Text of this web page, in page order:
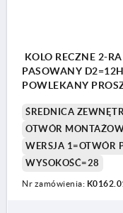
KOLO RECZNE 2-
PASOWANY
POWLEKANY
ŚREDNICA
OTWÓR
WERSJA 1=OTWÓR
WYSOKOŚĆ=28
Nr zamówienia: